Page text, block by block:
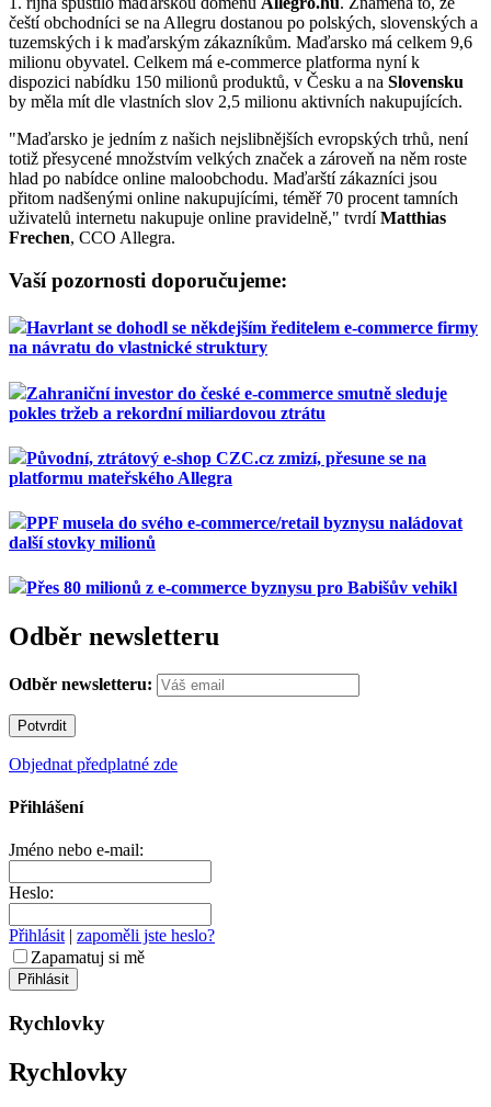
čeští obchodníci se na Allegru dostanou po polských, slovenských a
tuzemských i k maďarským zákazníkům. Maďarsko má celkem 9,6
milionu obyvatel. Celkem má e-commerce platforma nyní k
dispozici nabídku 150 milionů produktů, v Česku a na Slovensku
by měla mít dle vlastních slov 2,5 milionu aktivních nakupujících.
"Maďarsko je jedním z našich nejslibnějších evropských trhů, není
totiž přesycené množstvím velkých značek a zároveň na něm roste
hlad po nabídce online maloobchodu. Maďarští zákazníci jsou
přitom nadšenými online nakupujícími, téměř 70 procent tamních
uživatelů internetu nakupuje online pravidelně," tvrdíMatthias
Frechen, CCO Allegra.
Vaší pozornosti doporučujeme:
Havrlant se dohodl se někdejším ředitelem e-commerce firmy
na návratu do vlastnické struktury
Zahraniční investor do české e-commerce smutně sleduje
pokles tržeb a rekordní miliardovou ztrátu
Původní, ztrátový e-shop CZC.cz zmizí, přesune se na
platformu mateřského Allegra
PPF musela do svého e-commerce/retail byznysu naládovat
další stovky milionů
Přes 80 milionů z e-commerce byznysu pro Babišův vehikl
Odběr newsletteru
Odběr newsletteru:
Objednat předplatné zde
Přihlášení
Jméno nebo e-mail:
Heslo:
Přihlásit | zapoměli jste heslo?
Zapamatuj si mě
Rychlovky
Rychlovky